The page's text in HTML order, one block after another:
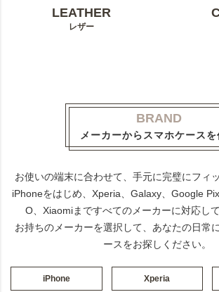
LEATHER
レザー
BRAND
メーカーからスマホケースを
お使いの端末に合わせて、手元に完璧にフィ
iPhoneをはじめ、Xperia、Galaxy、Google
O、Xiaomiまですべてのメーカーに対応し
お持ちのメーカーを選択して、あなたの日常
ースをお探しください。
iPhone Xperia